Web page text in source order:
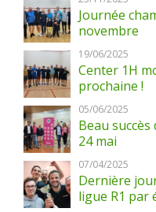
Journée
novembre
19/06/2025
Center 1H
prochaine !
05/06/2025
Beau
24 mai
07/04/2025
Dernière
ligue R1 par